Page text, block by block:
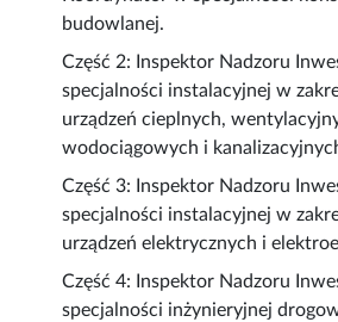
budowlanej.
Część 2: Inspektor Nadzoru
specjalności instalacyjnej w
urządzeń cieplnych,
wodociągowych i
Część 3: Inspektor Nadzoru
specjalności instalacyjnej w
urządzeń elektrycznych i
Część 4: Inspektor Nadzoru
specjalności inżynieryjnej